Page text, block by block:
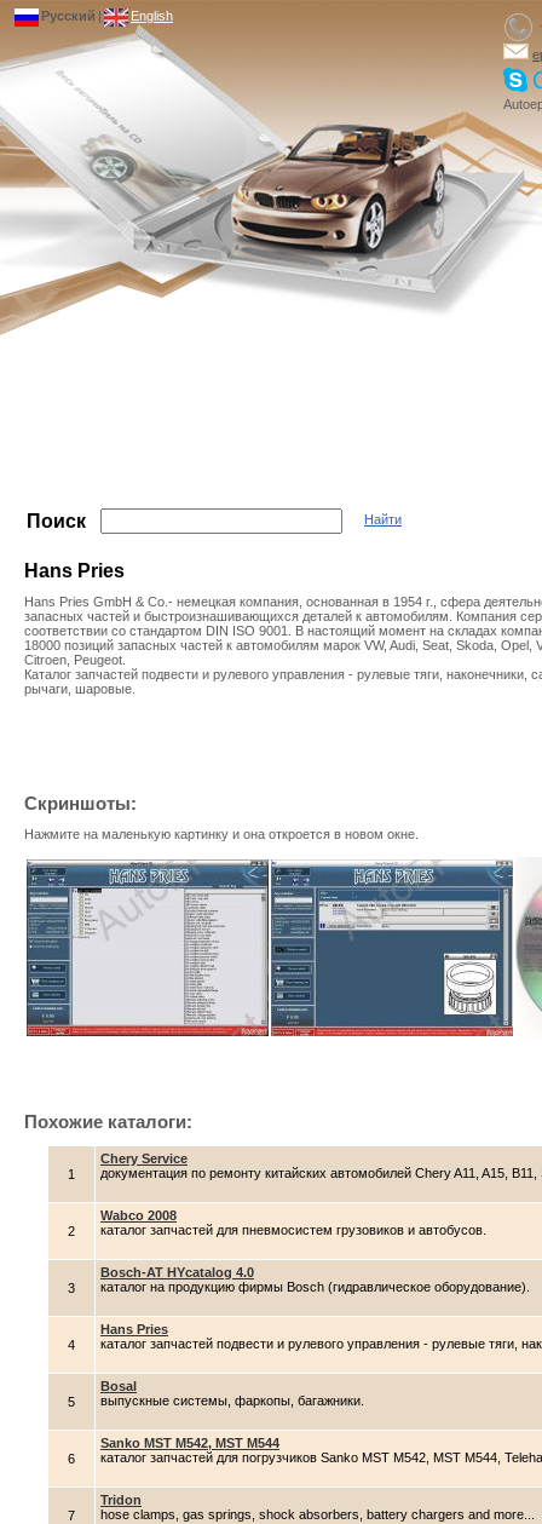
Русский | English
Поиск Найти
Hans Pries
Hans Pries GmbH & Co.- немецкая компания, основанная в 1954 г., сфера
запасных частей и быстроизнашивающихся деталей к автомобилям. Компания
соответствии со стандартом DIN ISO 9001. В настоящий момент на складах
18000 позиций запасных частей к автомобилям марок VW, Audi, Seat, Skoda, Opel,
Citroen, Peugeot.
Каталог запчастей подвести и рулевого управления - рулевые тяги, наконечники,
рычаги, шаровые.
Скриншоты:
Нажмите на маленькую картинку и она откроется в новом окне.
Похожие каталоги:
1
Chery Service
документация по ремонту китайских автомобилей Chery A11, A15, B11,
2
Wabco 2008
каталог запчастей для пневмосистем грузовиков и автобусов.
3
Bosch-AT HYcatalog 4.0
каталог на продукцию фирмы Bosch (гидравлическое оборудование).
4
Hans Pries
каталог запчастей подвести и рулевого управления - рулевые тяги,
5
Bosal
выпускные системы, фаркопы, багажники.
6
Sanko MST M542, MST M544
каталог запчастей для погрузчиков Sanko MST M542, MST M544,
7
Tridon
hose clamps, gas springs, shock absorbers, battery chargers and more...